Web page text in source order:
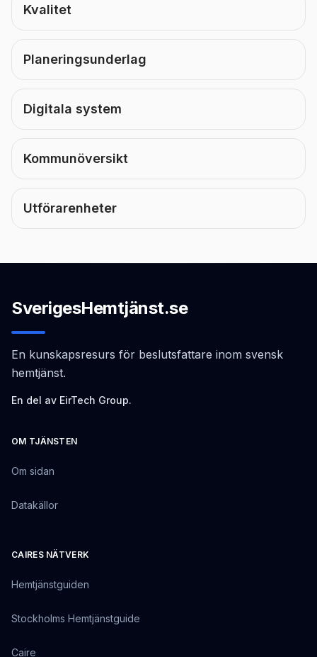
Kvalitet
Planeringsunderlag
Digitala system
Kommunöversikt
Utförarenheter
SverigesHemtjänst.se
En kunskapsresurs för beslutsfattare inom svensk
hemtjänst.
En del av EirTech Group.
OM TJÄNSTEN
Om sidan
Datakällor
CAIRES NÄTVERK
Hemtjänstguiden
Stockholms Hemtjänstguide
Caire